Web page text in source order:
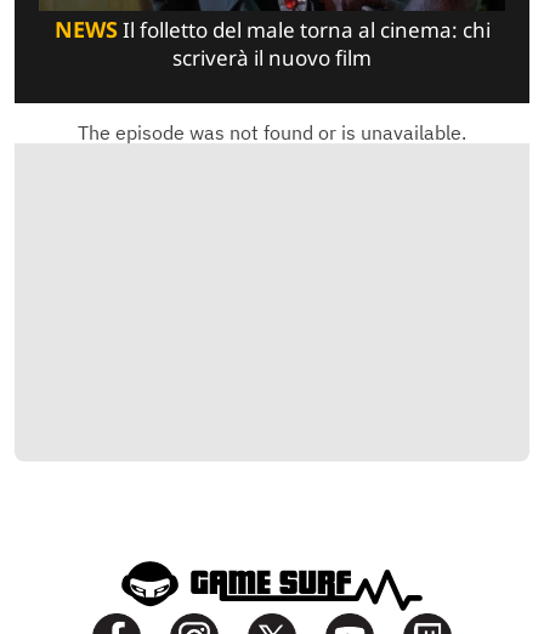
NEWSIl folletto del male torna al cinema: chi
scriverà il nuovo film